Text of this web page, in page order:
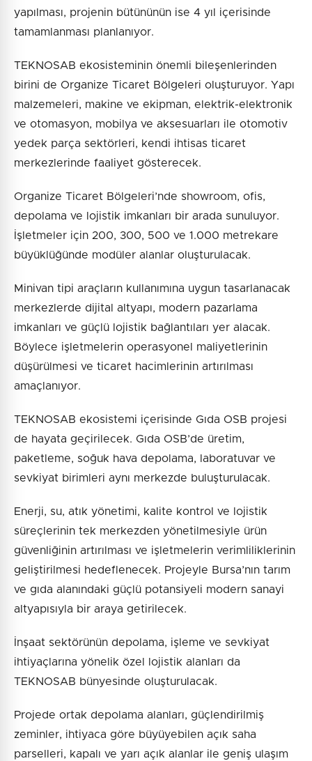
yapılması, projenin bütününün ise 4 yıl içerisinde
tamamlanması planlanıyor.
TEKNOSAB ekosisteminin önemli bileşenlerinden
birini de Organize Ticaret Bölgeleri oluşturuyor. Yapı
malzemeleri, makine ve ekipman, elektrik-elektronik
ve otomasyon, mobilya ve aksesuarları ile otomotiv
yedek parça sektörleri, kendi ihtisas ticaret
merkezlerinde faaliyet gösterecek.
Organize Ticaret Bölgeleri’nde showroom, ofis,
depolama ve lojistik imkanları bir arada sunuluyor.
İşletmeler için 200, 300, 500 ve 1.000 metrekare
büyüklüğünde modüler alanlar oluşturulacak.
Minivan tipi araçların kullanımına uygun tasarlanacak
merkezlerde dijital altyapı, modern pazarlama
imkanları ve güçlü lojistik bağlantıları yer alacak.
Böylece işletmelerin operasyonel maliyetlerinin
düşürülmesi ve ticaret hacimlerinin artırılması
amaçlanıyor.
TEKNOSAB ekosistemi içerisinde Gıda OSB projesi
de hayata geçirilecek. Gıda OSB’de üretim,
paketleme, soğuk hava depolama, laboratuvar ve
sevkiyat birimleri aynı merkezde buluşturulacak.
Enerji, su, atık yönetimi, kalite kontrol ve lojistik
süreçlerinin tek merkezden yönetilmesiyle ürün
güvenliğinin artırılması ve işletmelerin verimliliklerinin
geliştirilmesi hedeflenecek. Projeyle Bursa’nın tarım
ve gıda alanındaki güçlü potansiyeli modern sanayi
altyapısıyla bir araya getirilecek.
İnşaat sektörünün depolama, işleme ve sevkiyat
ihtiyaçlarına yönelik özel lojistik alanları da
TEKNOSAB bünyesinde oluşturulacak.
Projede ortak depolama alanları, güçlendirilmiş
zeminler, ihtiyaca göre büyüyebilen açık saha
parselleri, kapalı ve yarı açık alanlar ile geniş ulaşım